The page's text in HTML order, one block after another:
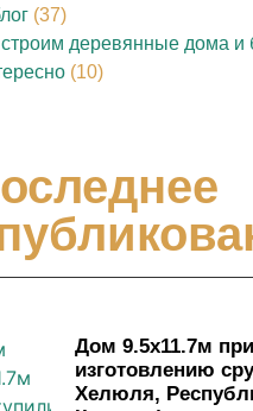
(37)
деревянные дома и
(10)
Дом 9.5х11.7м
изготовлению
Хелюля,